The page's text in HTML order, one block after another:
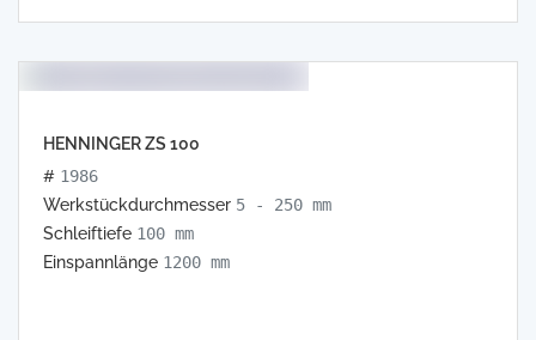
HENNINGER ZS 100
# 1986
Werkstückdurchmesser 5 - 250 mm
Schleiftiefe 100 mm
Einspannlänge 1200 mm